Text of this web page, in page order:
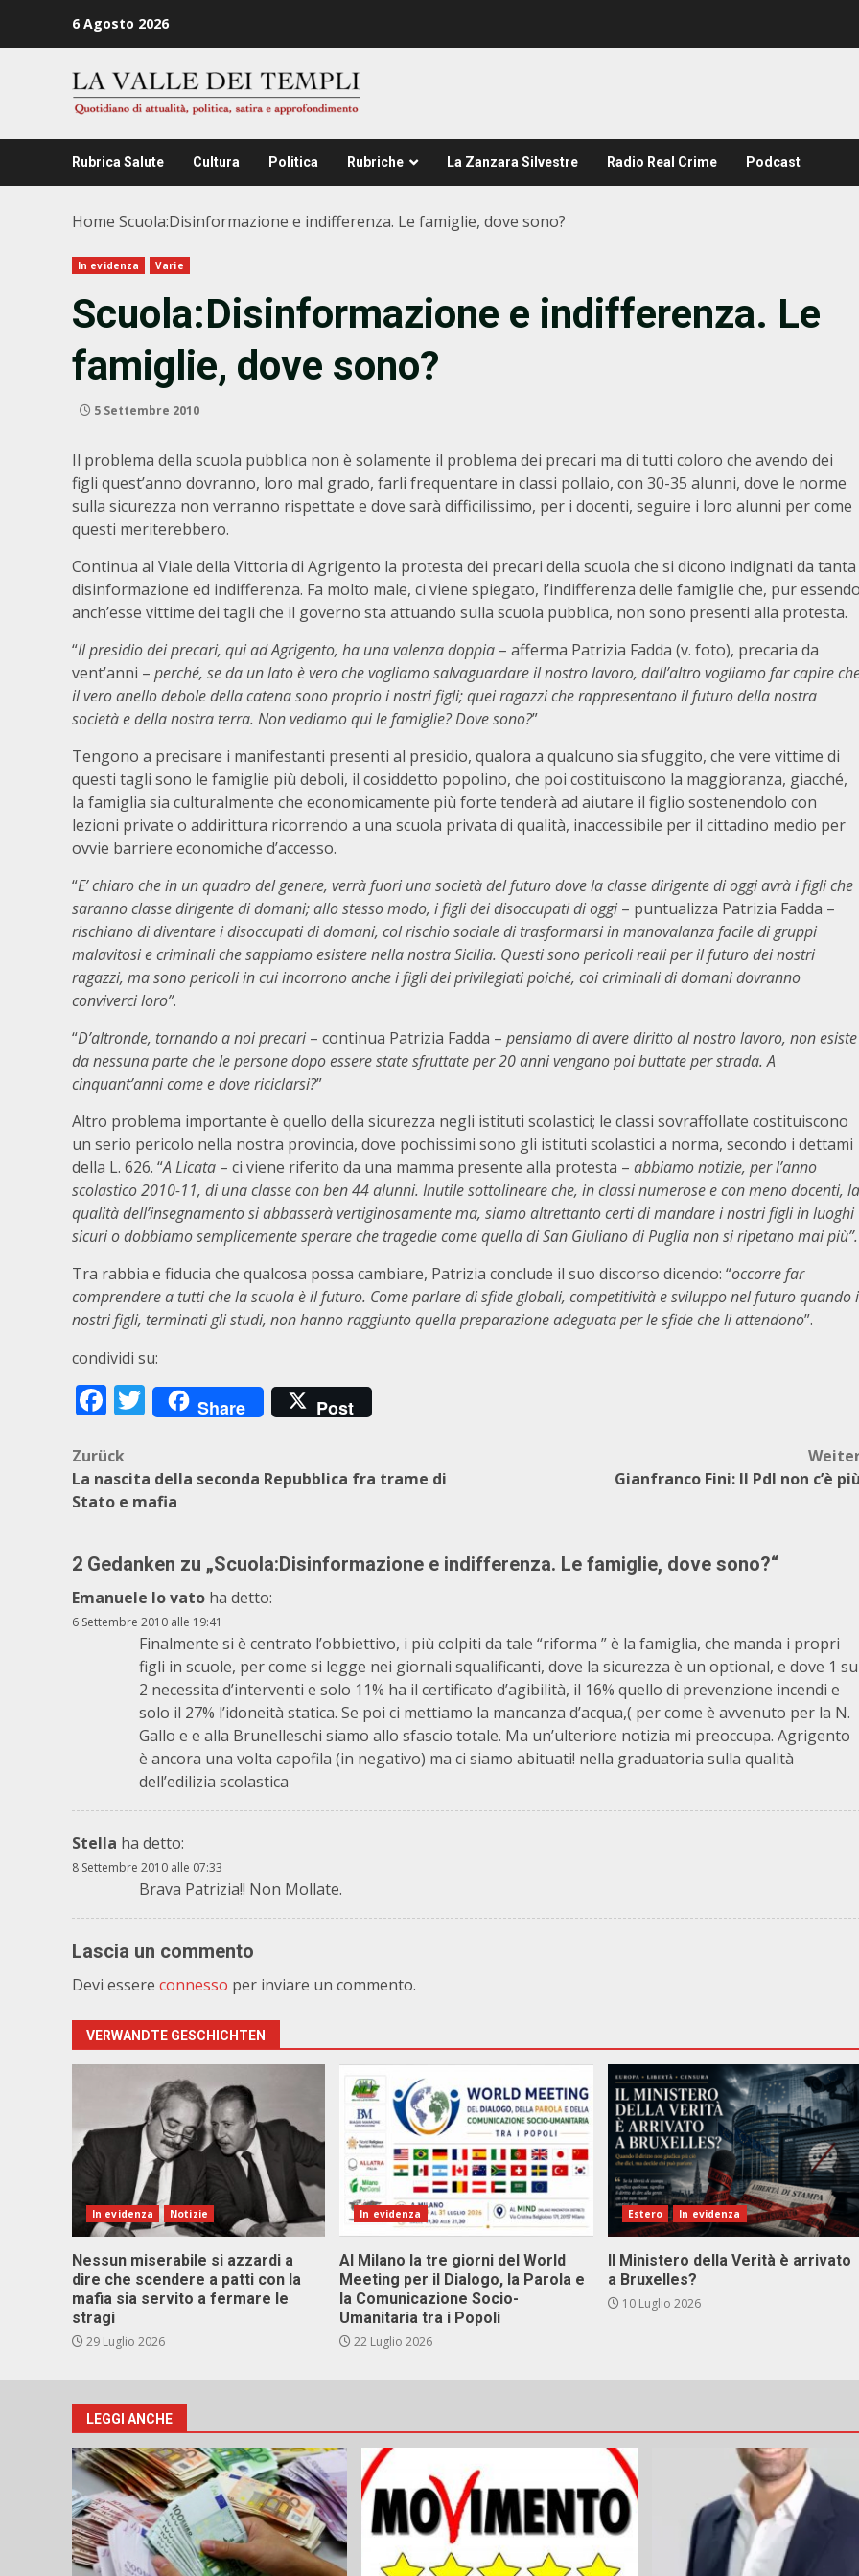
6 Agosto 2026
Rubrica Salute Cultura Politica Rubriche La Zanzara Silvestre Radio Real Crime Podcast
Home Scuola:Disinformazione e indifferenza. Le famiglie, dove sono?
In evidenza Varie
Scuola:Disinformazione e indifferenza. Le
famiglie, dove sono?
5 Settembre 2010
Il problema della scuola pubblica non è solamente il problema dei precari ma di tutti coloro che avendo dei
figli quest’anno dovranno, loro mal grado, farli frequentare in classi pollaio, con 30-35 alunni, dove le norme
sulla sicurezza non verranno rispettate e dove sarà difficilissimo, per i docenti, seguire i loro alunni per come
questi meriterebbero.
Continua al Viale della Vittoria di Agrigento la protesta dei precari della scuola che si dicono indignati da tanta
disinformazione ed indifferenza. Fa molto male, ci viene spiegato, l’indifferenza delle famiglie che, pur
anch’esse vittime dei tagli che il governo sta attuando sulla scuola pubblica, non sono presenti alla protesta.
“Il presidio dei precari, qui ad Agrigento, ha una valenza doppia – afferma Patrizia Fadda (v. foto), precaria da
vent’anni – perché, se da un lato è vero che vogliamo salvaguardare il nostro lavoro, dall’altro vogliamo far capire
il vero anello debole della catena sono proprio i nostri figli; quei ragazzi che rappresentano il futuro della nostra
società e della nostra terra. Non vediamo qui le famiglie? Dove sono?”
Tengono a precisare i manifestanti presenti al presidio, qualora a qualcuno sia sfuggito, che vere vittime di
questi tagli sono le famiglie più deboli, il cosiddetto popolino, che poi costituiscono la maggioranza, giacché,
la famiglia sia culturalmente che economicamente più forte tenderà ad aiutare il figlio sostenendolo con
lezioni private o addirittura ricorrendo a una scuola privata di qualità, inaccessibile per il cittadino medio per
ovvie barriere economiche d’accesso.
“E’ chiaro che in un quadro del genere, verrà fuori una società del futuro dove la classe dirigente di oggi avrà i figli che
saranno classe dirigente di domani; allo stesso modo, i figli dei disoccupati di oggi – puntualizza Patrizia Fadda –
rischiano di diventare i disoccupati di domani, col rischio sociale di trasformarsi in manovalanza facile di gruppi
malavitosi e criminali che sappiamo esistere nella nostra Sicilia. Questi sono pericoli reali per il futuro dei nostri
ragazzi, ma sono pericoli in cui incorrono anche i figli dei privilegiati poiché, coi criminali di domani dovranno
conviverci loro”.
“D’altronde, tornando a noi precari – continua Patrizia Fadda – pensiamo di avere diritto al nostro lavoro, non esiste
da nessuna parte che le persone dopo essere state sfruttate per 20 anni vengano poi buttate per strada. A
cinquant’anni come e dove riciclarsi?”
Altro problema importante è quello della sicurezza negli istituti scolastici; le classi sovraffollate costituiscono
un serio pericolo nella nostra provincia, dove pochissimi sono gli istituti scolastici a norma, secondo i dettami
della L. 626. “A Licata – ci viene riferito da una mamma presente alla protesta – abbiamo notizie, per l’anno
scolastico 2010-11, di una classe con ben 44 alunni. Inutile sottolineare che, in classi numerose e con meno docenti, la
qualità dell’insegnamento si abbasserà vertiginosamente ma, siamo altrettanto certi di mandare i nostri figli in luoghi
sicuri o dobbiamo semplicemente sperare che tragedie come quella di San Giuliano di Puglia non si ripetano mai più”.
Tra rabbia e fiducia che qualcosa possa cambiare, Patrizia conclude il suo discorso dicendo: “occorre far
comprendere a tutti che la scuola è il futuro. Come parlare di sfide globali, competitività e sviluppo nel futuro quando i
nostri figli, terminati gli studi, non hanno raggiunto quella preparazione adeguata per le sfide che li attendono”.
condividi su:
Facebook
Twitter
Share Post
Beitragsnavigation
Zurück
La nascita della seconda Repubblica fra trame di
Stato e mafia
Gianfranco Fini: Il Pdl non c’è
2 Gedanken zu „Scuola:Disinformazione e indifferenza. Le famiglie, dove sono?“
Emanuele lo vato ha detto:
6 Settembre 2010 alle 19:41
Finalmente si è centrato l’obbiettivo, i più colpiti da tale “riforma ” è la famiglia, che manda i propri
figli in scuole, per come si legge nei giornali squalificanti, dove la sicurezza è un optional, e dove 1 su
2 necessita d’interventi e solo 11% ha il certificato d’agibilità, il 16% quello di prevenzione incendi e
solo il 27% l’idoneità statica. Se poi ci mettiamo la mancanza d’acqua,( per come è avvenuto per la N.
Gallo e e alla Brunelleschi siamo allo sfascio totale. Ma un’ulteriore notizia mi preoccupa. Agrigento
è ancora una volta capofila (in negativo) ma ci siamo abituati! nella graduatoria sulla qualità
dell’edilizia scolastica
Stella ha detto:
8 Settembre 2010 alle 07:33
Brava Patrizia!! Non Mollate.
Lascia un commento
Devi essere connesso per inviare un commento.
VERWANDTE GESCHICHTEN
In evidenza Notizie
Nessun miserabile si azzardi a
dire che scendere a patti con la
mafia sia servito a fermare le
stragi
29 Luglio 2026
In evidenza
Al Milano la tre giorni del World
Meeting per il Dialogo, la Parola e
la Comunicazione Socio-
Umanitaria tra i Popoli
22 Luglio 2026
Estero In evidenza
Il Ministero della Verità è arrivato
a Bruxelles?
10 Luglio 2026
LEGGI ANCHE